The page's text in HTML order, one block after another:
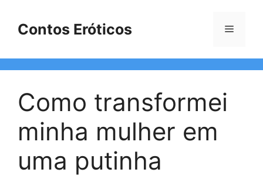
Contos Eróticos Menu
Como transformei
minha mulher em
uma putinha